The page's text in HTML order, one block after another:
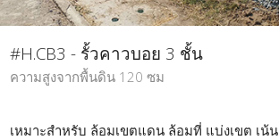
#H.CB3 - รั้วคาวบอย 3 ชั้น
ความสูงจากพื้นดิน 120 ซม
เหมาะสำหรับ ล้อมเขตแดน ล้อมที่ แบ่งเขต เน้น